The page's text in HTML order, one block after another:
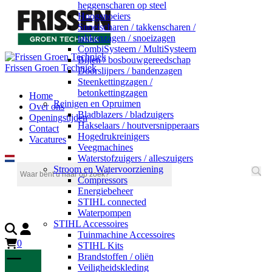
Frissen Groen Techniek
Home
Over ons
Openingstijden
Contact
Vacatures
heggenscharen op steel
Hoogsnoeiers
Snoeischaren / takkenscharen /
takkenzagen / snoeizagen
CombiSysteem / MultiSysteem
Bijlen / bosbouwgereedschap
Doorslijpers / bandenzagen
Steenkettingzagen /
betonkettingzagen
Reinigen en Opruimen
Bladblazers / bladzuigers
Hakselaars / houtversnipperaars
Hogedrukreinigers
Veegmachines
Waterstofzuigers / alleszuigers
Stroom en Watervoorziening
Compressors
Energiebeheer
STIHL connected
Waterpompen
STIHL Accessoires
Tuinmachine Accessoires
STIHL Kits
Brandstoffen / oliën
Veiligheidskleding
0